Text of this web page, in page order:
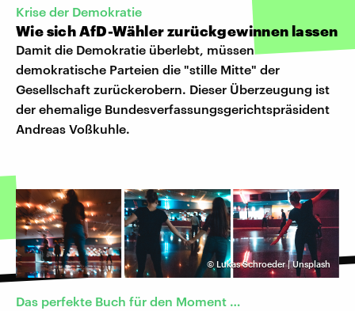
Krise der Demokratie
Wie sich AfD-Wähler zurückgewinnen lassen
Damit die Demokratie überlebt, müssen
demokratische Parteien die "stille Mitte" der
Gesellschaft zurückerobern. Dieser Überzeugung ist
der ehemalige Bundesverfassungsgerichtspräsident
Andreas Voßkuhle.
© Lukas Schroeder | Unsplash
Das perfekte Buch für den Moment …